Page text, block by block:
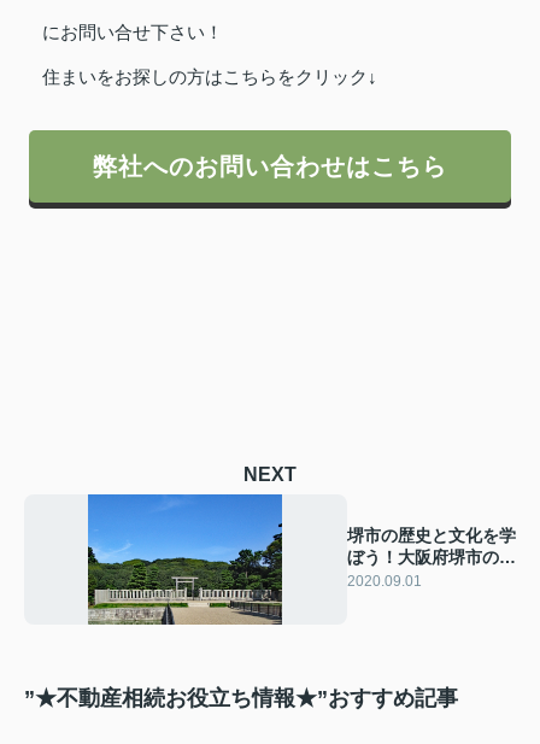
にお問い合せ下さい！
住まいをお探しの方はこちらをクリック↓
弊社へのお問い合わせはこちら
NEXT
堺市の歴史と文化を学
ぼう！大阪府堺市の堺
市博物館
2020.09.01
”★不動産相続お役立ち情報★”おすすめ記事